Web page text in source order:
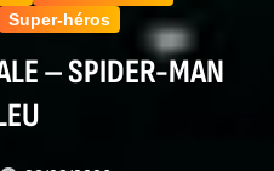
Super-héros
– SPIDER-MAN